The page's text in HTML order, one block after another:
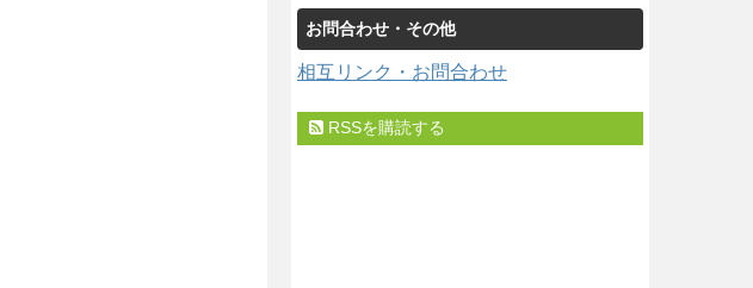
お問合わせ・その他
相互リンク・お問合わせ
RSSを購読する